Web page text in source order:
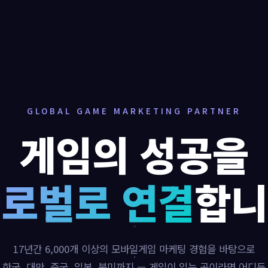
GLOBAL GAME MARKETING PARTNER
게임의 성공을
벌로 연결합
17년간 6,000개 이상의 모바일게임 마케팅 경험을 바탕으로